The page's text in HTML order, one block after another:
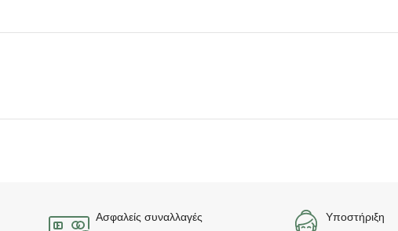
Ασφαλείς συναλλαγές Υποστήριξη